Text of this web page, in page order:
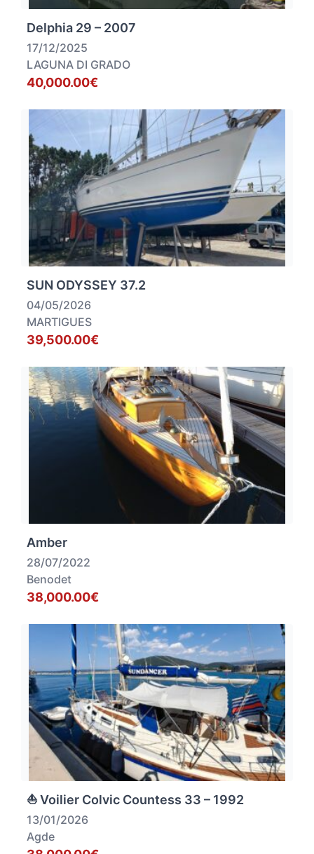
Delphia 29 – 2007
17/12/2025
LAGUNA DI GRADO
40,000.00€
SUN ODYSSEY 37.2
04/05/2026
MARTIGUES
39,500.00€
Amber
28/07/2022
Benodet
38,000.00€
⛵ Voilier Colvic Countess 33 – 1992
13/01/2026
Agde